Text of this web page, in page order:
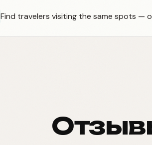
Find travelers visiting the same spots —